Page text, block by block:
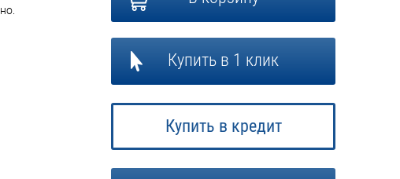
Купить в 1 клик
Купить в кредит